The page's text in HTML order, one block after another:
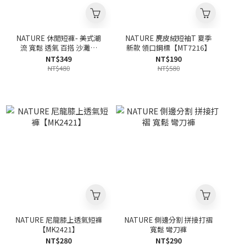
NATURE 休閒短褲- 美式潮
流 寬鬆 透氣 百搭 沙灘褲
【MK2417】
NT$349
NT$480
NATURE 麂皮絨短袖T 夏季
新款 領口鋼標【MT7216】
NT$190
NT$580
NATURE 尼龍膝上透氣短褲
【MK2421】
NT$280
NATURE 側邊分割 拼接打褶
寬鬆 彎刀褲
NT$290